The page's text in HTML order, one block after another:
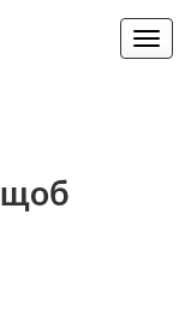
Toggle
щoб